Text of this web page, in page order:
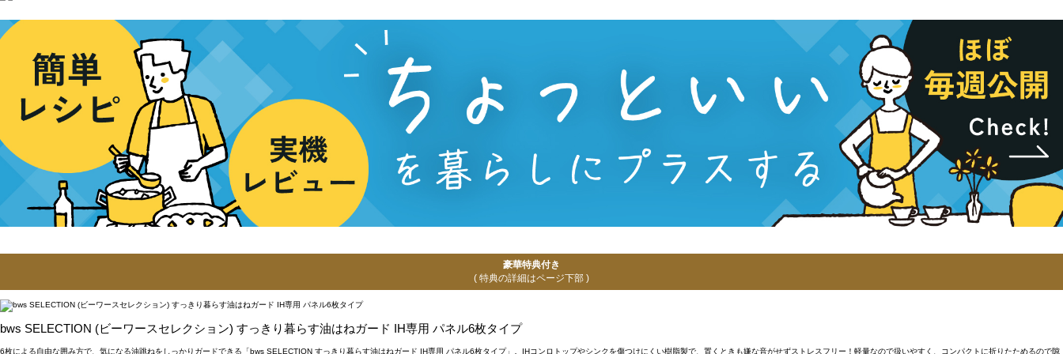
豪華特典付き
( 特典の詳細はページ下部 )
bws SELECTION (ビーワースセレクション) すっきり暮らす油はねガード IH専用 パネル6枚タイプ
6枚による自由な囲み方で、気になる油跳ねをしっかりガードできる「bws SELECTION すっきり暮らす油はねガード IH専用 パネル6枚タイプ」。IHコンロトップやシンクを傷つけにくい樹脂製で、置くときも嫌な音がせずストレスフリー！軽量なので扱いやすく、コンパクトに折りたためるので隙